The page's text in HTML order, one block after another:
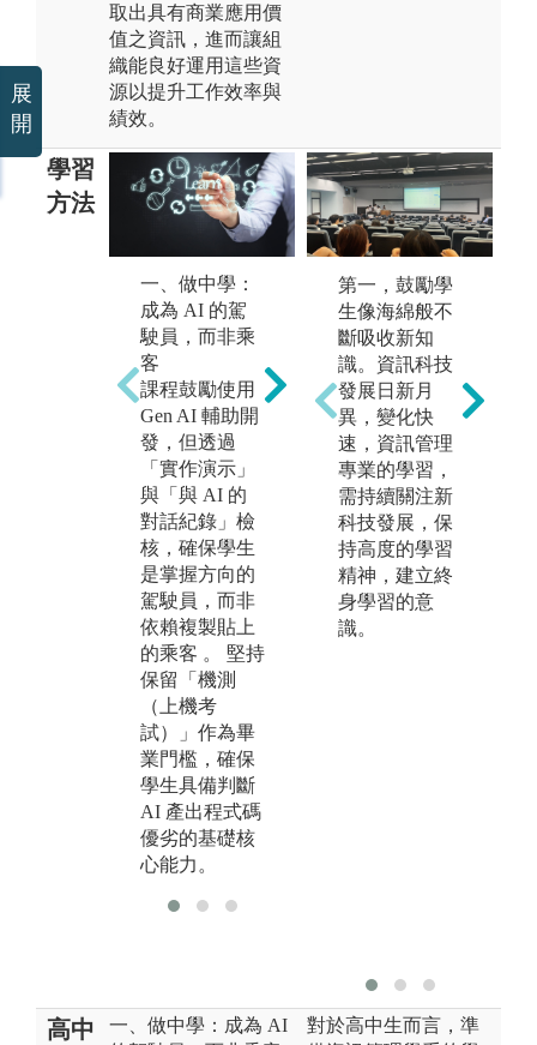
取出具有商業應用價
值之資訊，進而讓組
織能良好運用這些資
源以提升工作效率與
績效。
學習
方法
一、做中學：
成為 AI 的駕
駛員，而非乘
客
課程鼓勵使用
Gen AI 輔助開
發，但透過
「實作演示」
與「與 AI 的
對話紀錄」檢
核，確保學生
是掌握方向的
駕駛員，而非
依賴複製貼上
的乘客 。 堅持
保留「機測
（上機考
試）」作為畢
業門檻，確保
學生具備判斷
AI 產出程式碼
優劣的基礎核
心能力。
二、自主學
習：探索 AI
的前瞻應用
本系鼓勵學生
在課程中自主
探索新興科
技。
新技術的導
入，學生需主
動研究如何將
最新的 Gen AI
技術應用於系
統開發流程中
。
第一，鼓勵學
生像海綿般不
斷吸收新知
識。資訊科技
發展日新月
異，變化快
速，資訊管理
專業的學習，
需持續關注新
科技發展，保
持高度的學習
精神，建立終
身學習的意
識。
高中
一、做中學：成為 AI
對於高中生而言，準
展
開